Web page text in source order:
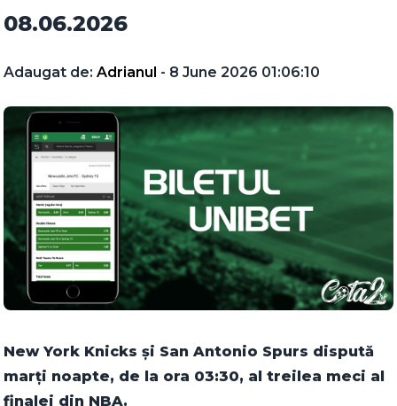
08.06.2026
Adaugat de: Adrianul - 8 June 2026 01:06:10
New York Knicks și San Antonio Spurs dispută
marți noapte, de la ora 03:30, al treilea meci al
finalei din NBA.